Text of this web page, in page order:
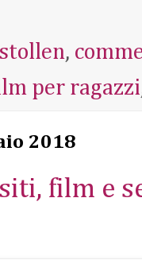
,
per ragazzi
2018
film e